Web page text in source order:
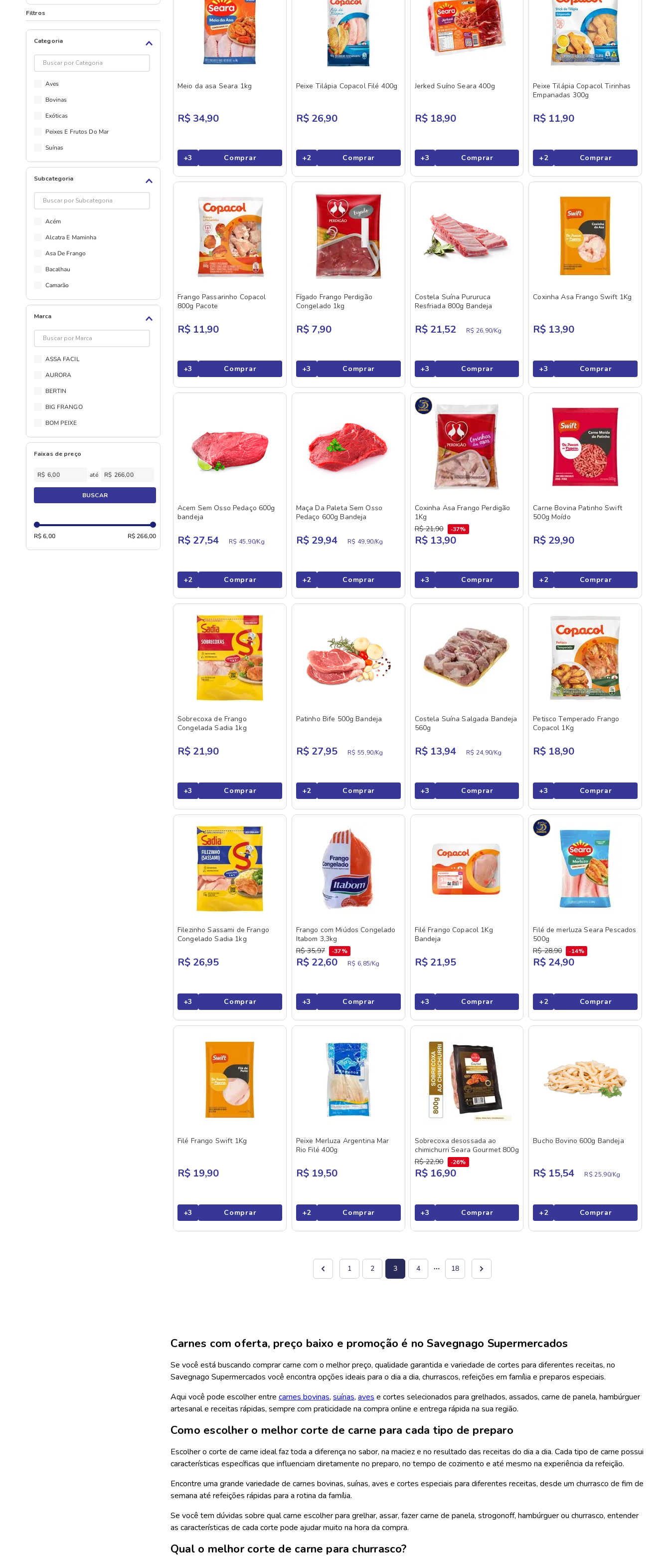
Filtros
Categoria
Aves
Bovinas
Exóticas
Peixes E Frutos Do Mar
Suínas
Subcategoria
Acém
Alcatra E Maminha
Asa De Frango
Bacalhau
Camarão
Carne Seca
Carne Temperada
Carne Temperada Suína
Carnes Salgadas Suínas
Coxa E Sobrecoxa
Coxão Mole
Frango
Frango A Passarinho
Marca
ASSA FACIL
AURORA
BERTIN
BIG FRANGO
BOM PEIXE
BRAZILIAN FISH
COMBO
COPACOL
COSTA SUL
DA GRANJA
DO CHEF
FIESTA
Faixas de preço
R$ R$
BUSCAR
R$ 6,00 R$ 266,00
Meio da asa Seara 1kg
R$ 34,90
+3 Comprar
Peixe Tilápia Copacol Filé 400g
R$ 26,90
+2 Comprar
Jerked Suíno Seara 400g
R$ 18,90
+3 Comprar
Peixe Tilápia Copacol Tirinhas
Empanadas 300g
R$ 11,90
+2 Comprar
Frango Passarinho Copacol
800g Pacote
R$ 11,90
+3 Comprar
Fígado Frango Perdigão
Congelado 1kg
R$ 7,90
+3 Comprar
Costela Suína Pururuca
Resfriada 800g Bandeja
R$ 21,52 R$ 26,90/Kg
+3 Comprar
Coxinha Asa Frango Swift 1Kg
R$ 13,90
+3 Comprar
Acem Sem Osso Pedaço 600g
bandeja
R$ 27,54 R$ 45,90/Kg
+2 Comprar
Maça Da Paleta Sem Osso
Pedaço 600g Bandeja
R$ 29,94 R$ 49,90/Kg
+2 Comprar
Coxinha Asa Frango Perdigão
1Kg
R$ 21,90 37%
R$ 13,90
+3 Comprar
Carne Bovina Patinho Swift
500g Moído
R$ 29,90
+2 Comprar
Sobrecoxa de Frango
Congelada Sadia 1kg
R$ 21,90
+3 Comprar
Patinho Bife 500g Bandeja
R$ 27,95 R$ 55,90/Kg
+2 Comprar
Costela Suína Salgada Bandeja
560g
R$ 13,94 R$ 24,90/Kg
+3 Comprar
Petisco Temperado Frango
Copacol 1Kg
R$ 18,90
+3 Comprar
Filezinho Sassami de Frango
Congelado Sadia 1kg
R$ 26,95
+3 Comprar
Frango com Miúdos Congelado
Itabom 3,3kg
R$ 35,97 37%
R$ 22,60 R$ 6,85/Kg
+3 Comprar
Filé Frango Copacol 1Kg
Bandeja
R$ 21,95
+3 Comprar
Filé de merluza Seara Pescados
500g
R$ 28,90 14%
R$ 24,90
+2 Comprar
Filé Frango Swift 1Kg
R$ 19,90
+3 Comprar
Peixe Merluza Argentina Mar
Rio Filé 400g
R$ 19,50
+2 Comprar
Sobrecoxa desossada ao
chimichurri Seara Gourmet 800g
R$ 22,90 26%
R$ 16,90
+3 Comprar
Bucho Bovino 600g Bandeja
R$ 15,54 R$ 25,90/Kg
+2 Comprar
1 2 3 4 18
Carnes com oferta, preço baixo e promoção é no Savegnago Supermercados
Se você está buscando comprar carne com o melhor preço, qualidade garantida e variedade de cortes para diferentes receitas, no
Savegnago Supermercados você encontra opções ideais para o dia a dia, churrascos, refeições em família e preparos especiais.
Aqui você pode escolher entre carnes bovinas, suínas, aves e cortes selecionados para grelhados, assados, carne de panela, hambúrguer
artesanal e receitas rápidas, sempre com praticidade na compra online e entrega rápida na sua região.
Como escolher o melhor corte de carne para cada tipo de preparo
Escolher o corte de carne ideal faz toda a diferença no sabor, na maciez e no resultado das receitas do dia a dia. Cada tipo de carne possui
características específicas que influenciam diretamente no preparo, no tempo de cozimento e até mesmo na experiência da refeição.
Encontre uma grande variedade de carnes bovinas, suínas, aves e cortes especiais para diferentes receitas, desde um churrasco de fim de
semana até refeições rápidas para a rotina da família.
Se você tem dúvidas sobre qual carne escolher para grelhar, assar, fazer carne de panela, strogonoff, hambúrguer ou churrasco, entender
as características de cada corte pode ajudar muito na hora da compra.
Qual o melhor corte de carne para churrasco?